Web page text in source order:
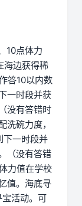
10点体力
海边获得稀
答10以内数
一时段并获
没有答错时
洗碗力度，
下一时段并
（没有答错
力值在学校
值。 海底寻
活动。可